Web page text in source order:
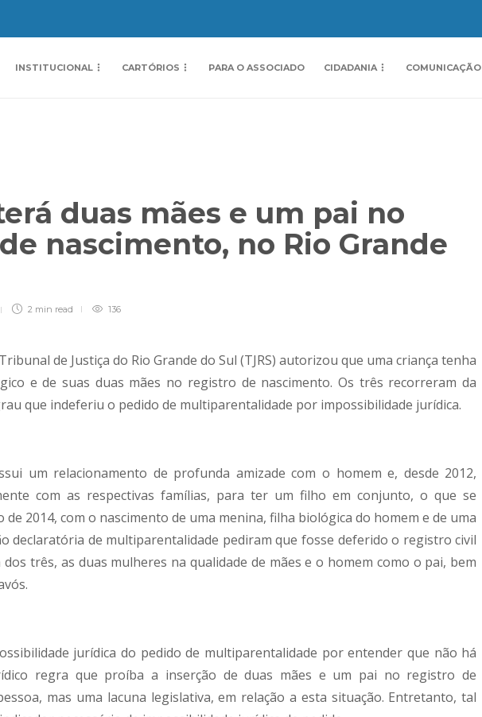
INSTITUCIONAL CARTÓRIOS PARA O ASSOCIADO CIDADANIA COMUNICAÇÃO
duas mães e um pai no
nascimento, no Rio Grande
2 min read 136
de Justiça do Rio Grande do Sul (TJRS) autorizou que uma criança tenha
e de suas duas mães no registro de nascimento. Os três recorreram da
que indeferiu o pedido de multiparentalidade por impossibilidade jurídica.
um relacionamento de profunda amizade com o homem e, desde 2012,
com as respectivas famílias, para ter um filho em conjunto, o que se
de 2014, com o nascimento de uma menina, filha biológica do homem e de uma
declaratória de multiparentalidade pediram que fosse deferido o registro civil
três, as duas mulheres na qualidade de mães e o homem como o pai, bem
jurídica do pedido de multiparentalidade por entender que não há
regra que proíba a inserção de duas mães e um pai no registro de
mas uma lacuna legislativa, em relação a esta situação. Entretanto, tal